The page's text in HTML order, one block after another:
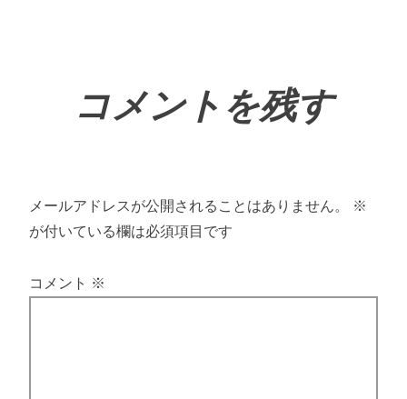
コメントを残す
メールアドレスが公開されることはありません。
※
が付いている欄は必須項目です
コメント ※